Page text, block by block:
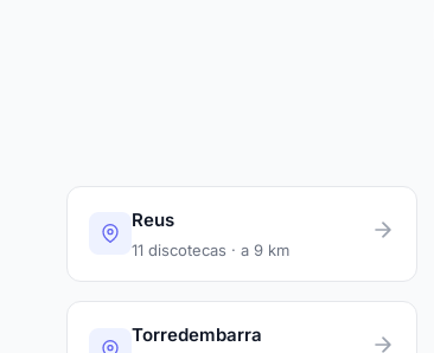
Reus
11 discotecas · a 9 km
Torredembarra